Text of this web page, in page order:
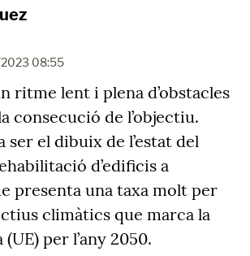
2023 08:55
ritme lent i plena d’obstacles
consecució de l’objectiu.
ser el dibuix de l’estat del
d’edificis a
presenta una taxa molt per
climàtics que marca la
per l’any 2050.